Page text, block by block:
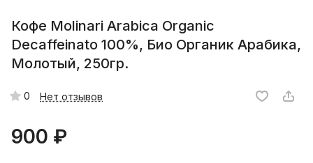
Кофе Molinari Arabica Organic
Decaffeinato 100%, Био Органик Арабика,
Молотый, 250гр.
0 Нет отзывов
900 ₽